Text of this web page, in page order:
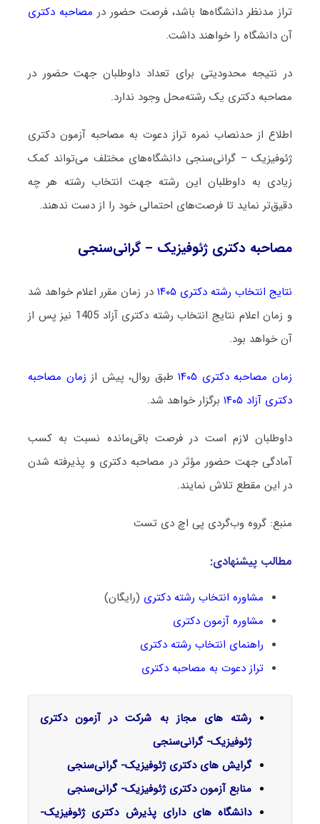
تراز مدنظر دانشگاه‌ها باشد، فرصت حضور در مصاحبه دکتری
آن دانشگاه را خواهند داشت.
در نتیجه محدودیتی برای تعداد داوطلبان جهت حضور در
مصاحبه دکتری یک رشته‌محل وجود ندارد.
اطلاع از حدنصاب نمره تراز دعوت به مصاحبه آزمون دکتری
ژئوفیزیک – گرانی‌سنجی دانشگاه‌های مختلف می‌تواند کمک
زیادی به داوطلبان این رشته جهت انتخاب رشته هر چه
دقیق‌تر نماید تا فرصت‌های احتمالی خود را از دست ندهند.
مصاحبه دکتری ژئوفیزیک – گرانی‌سنجی
نتایج انتخاب رشته دکتری ۱۴۰۵
در زمان مقرر اعلام خواهد شد
و زمان اعلام نتایج انتخاب رشته دکتری آزاد 1405 نیز پس از
آن خواهد بود.
زمان مصاحبه دکتری ۱۴۰۵ طبق روال، پیش از زمان مصاحبه
دکتری آزاد ۱۴۰۵
برگزار خواهد شد.
داوطلبان لازم است در فرصت باقی‌مانده نسبت به کسب
آمادگی جهت حضور مؤثر در مصاحبه دکتری و پذیرفته شدن
در این مقطع تلاش نمایند.
منبع: گروه وب‌گردی پی اچ دی تست
مطالب پیشنهادی:
مشاوره انتخاب رشته دکتری (رایگان)
مشاوره آزمون دکتری
راهنمای انتخاب رشته دکتری
تراز دعوت به مصاحبه دکتری
رشته های مجاز به شرکت در آزمون دکتری
ژئوفیزیک- گرانی‌سنجی
گرایش‌ های دکتری ژئوفیزیک- گرانی‌سنجی
منابع آزمون دکتری ژئوفیزیک- گرانی‌سنجی
دانشگاه های دارای پذیرش دکتری ژئوفیزیک-